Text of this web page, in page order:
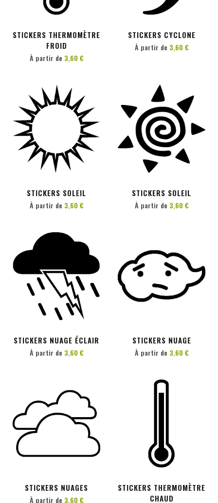
STICKERS THERMOMÈTRE
FROID
PERSONNALISER
À partir de 3,60 €
STICKERS CYCLONE
PERSONNALISER
À partir de 3,60 €
STICKERS SOLEIL
PERSONNALISER
À partir de 3,60 €
STICKERS SOLEIL
PERSONNALISER
À partir de 3,60 €
STICKERS NUAGE ÉCLAIR
PERSONNALISER
À partir de 3,60 €
STICKERS NUAGE
À partir de 3,60 €
STICKERS NUAGES
À partir de 3,60 €
STICKERS THERMOMÈTRE
CHAUD
PERSONNALISER